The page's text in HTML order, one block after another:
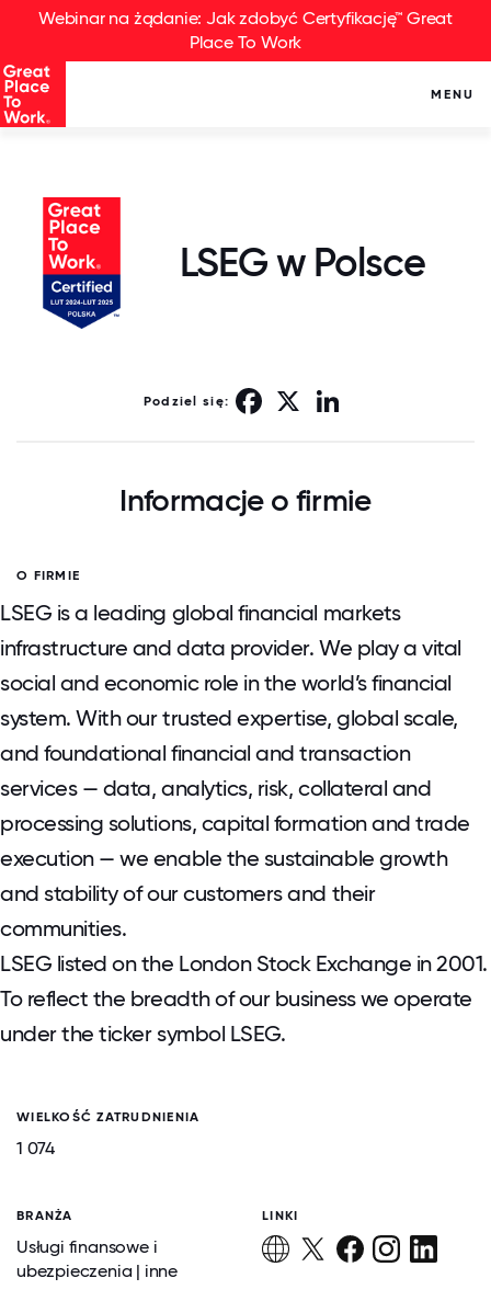
Webinar na żądanie: Jak zdobyć Certyfikację™ Great
Place To Work
MENU
LSEG w Polsce
Podziel się: Facebook
Informacje o firmie
O FIRMIE
LSEG is a leading global financial markets
infrastructure and data provider. We play a vital
social and economic role in the world’s financial
system. With our trusted expertise, global scale,
and foundational financial and transaction
services — data, analytics, risk, collateral and
processing solutions, capital formation and trade
execution — we enable the sustainable growth
and stability of our customers and their
communities.
LSEG listed on the London Stock Exchange in 2001.
To reflect the breadth of our business we operate
under the ticker symbol LSEG.
WIELKOŚĆ ZATRUDNIENIA
1 074
BRANŻA
Usługi finansowe i
ubezpieczenia | inne
LINKI